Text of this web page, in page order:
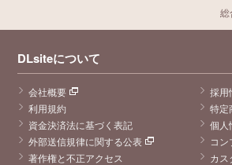
総
DLsiteについて
会社概要
採用
利用規約
特定
資金決済法に基づく表記
個人
外部送信規律に関する公表
コ
著作権と不正アクセス
カス